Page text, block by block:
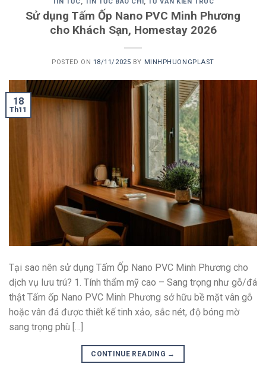
TIN TỨC, TIN TỨC BÁO CHÍ ,TƯ VẤN KIẾN TRÚC
Sử dụng Tấm Ốp Nano PVC Minh Phương
cho Khách Sạn, Homestay 2026
POSTED ON 18/11/2025 BY MINHPHUONGPLAST
18
Th11
Tại sao nên sử dụng Tấm Ốp Nano PVC Minh Phương cho
dịch vụ lưu trú? 1. Tính thẩm mỹ cao – Sang trọng như gỗ/đá
thật Tấm ốp Nano PVC Minh Phương sở hữu bề mặt vân gỗ
hoặc vân đá được thiết kế tinh xảo, sắc nét, độ bóng mờ
sang trọng phù […]
CONTINUE READING →